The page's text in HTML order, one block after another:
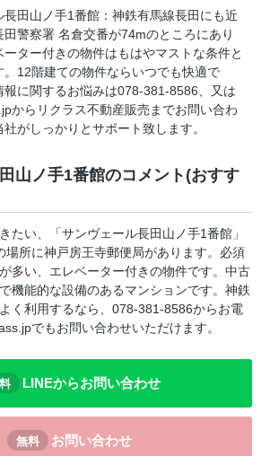
長田山ノ手1番館：神鉄有馬線長田にも近
田警察署 名倉交番が74mのところにあり
ーター付きの物件はもはやマストな条件と
。12階建ての物件ならいつでも快適で
報に関するお悩みは078-381-8586、又は
からリクラス不動産販売までお問い合わ
がしっかりとサポート致します。
山ノ手1番館のコメント(おすす
たい、「サンヴェール長田山ノ手1番館」
場所に神戸房王寺郵便局があります。必須
多い、エレベーター付きの物件です。中古
機能的な設備のあるマンションです。神鉄
く利用するなら、078-381-8586からお電
でもお問い合わせいただけます。
LINEからお問い合わせ
無料 お問い合わせ